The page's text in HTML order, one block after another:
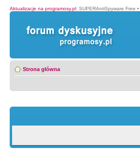
Aktualizacje na programosy.pl: SUPERAntiSpyware Free •
Strona główna